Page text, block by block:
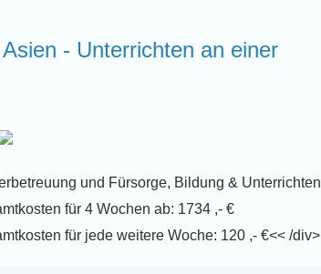
- Unterrichten an einer
und Fürsorge, Bildung & Unterrichten
für 4 Wochen ab: 1734 ,- €
für jede weitere Woche: 120 ,- €<< /div>